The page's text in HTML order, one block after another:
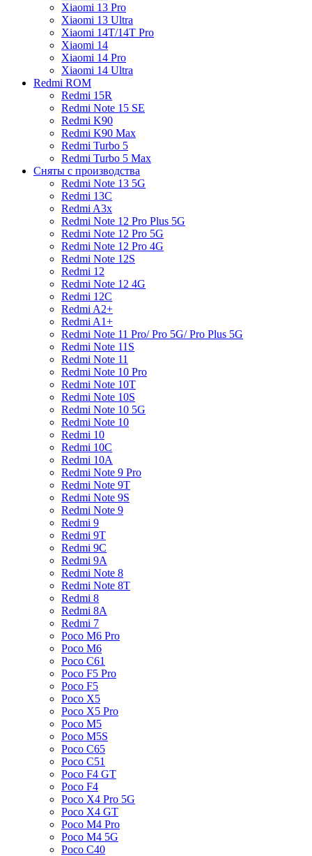
Xiaomi 13 Pro
Xiaomi 13 Ultra
Xiaomi 14T/14T Pro
Xiaomi 14
Xiaomi 14 Pro
Xiaomi 14 Ultra
Redmi ROM
Redmi 15R
Redmi Note 15 SE
Redmi K90
Redmi K90 Max
Redmi Turbo 5
Redmi Turbo 5 Max
Сняты с производства
Redmi Note 13 5G
Redmi 13C
Redmi A3x
Redmi Note 12 Pro Plus 5G
Redmi Note 12 Pro 5G
Redmi Note 12 Pro 4G
Redmi Note 12S
Redmi 12
Redmi Note 12 4G
Redmi 12C
Redmi A2+
Redmi A1+
Redmi Note 11 Pro/ Pro 5G/ Pro Plus 5G
Redmi Note 11S
Redmi Note 11
Redmi Note 10 Pro
Redmi Note 10T
Redmi Note 10S
Redmi Note 10 5G
Redmi Note 10
Redmi 10
Redmi 10C
Redmi 10A
Redmi Note 9 Pro
Redmi Note 9T
Redmi Note 9S
Redmi Note 9
Redmi 9
Redmi 9T
Redmi 9C
Redmi 9A
Redmi Note 8
Redmi Note 8T
Redmi 8
Redmi 8A
Redmi 7
Poco M6 Pro
Poco M6
Poco C61
Poco F5 Pro
Poco F5
Poco X5
Poco X5 Pro
Poco M5
Poco M5S
Poco C65
Poco C51
Poco F4 GT
Poco F4
Poco X4 Pro 5G
Poco X4 GT
Poco M4 Pro
Poco M4 5G
Poco C40